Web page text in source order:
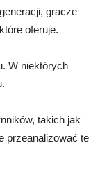
gracze
oferuje.
W niektórych
takich jak
przeanalizować te